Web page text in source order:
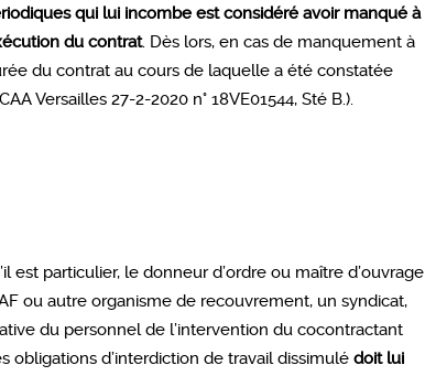
qui lui incombe est considéré avoir manqué à
du contrat. Dès lors, en cas de manquement à
du contrat au cours de laquelle a été constatée
Versailles 27-2-2020 n° 18VE01544, Sté B.).
est particulier, le donneur d’ordre ou maître d’ouvrage
ou autre organisme de recouvrement, un syndicat,
du personnel de l’intervention du cocontractant
obligations d’interdiction de travail dissimulé doit lui